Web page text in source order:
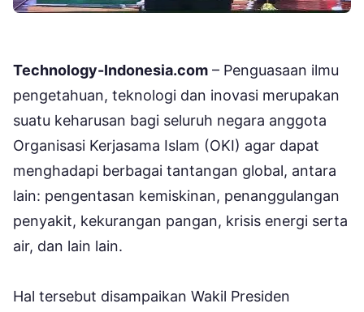
Technology-Indonesia.com – Penguasaan ilmu
pengetahuan, teknologi dan inovasi merupakan
suatu keharusan bagi seluruh negara anggota
Organisasi Kerjasama Islam (OKI) agar dapat
menghadapi berbagai tantangan global, antara
lain: pengentasan kemiskinan, penanggulangan
penyakit, kekurangan pangan, krisis energi serta
air, dan lain lain.
Hal tersebut disampaikan Wakil Presiden